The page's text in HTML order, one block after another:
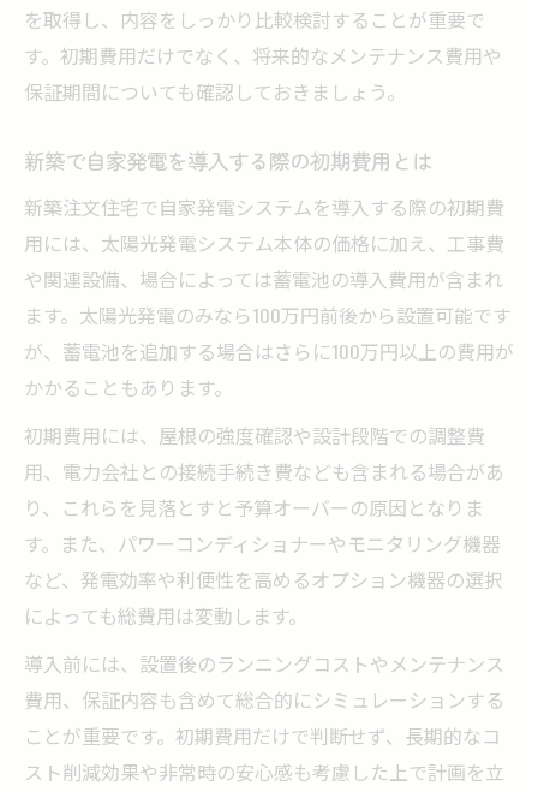
を取得し、内容をしっかり比較検討することが重要で
す。初期費用だけでなく、将来的なメンテナンス費用や
保証期間についても確認しておきましょう。
新築で自家発電を導入する際の初期費用とは
新築注文住宅で自家発電システムを導入する際の初期費
用には、太陽光発電システム本体の価格に加え、工事費
や関連設備、場合によっては蓄電池の導入費用が含まれ
ます。太陽光発電のみなら100万円前後から設置可能です
が、蓄電池を追加する場合はさらに100万円以上の費用が
かかることもあります。
初期費用には、屋根の強度確認や設計段階での調整費
用、電力会社との接続手続き費なども含まれる場合があ
り、これらを見落とすと予算オーバーの原因となりま
す。また、パワーコンディショナーやモニタリング機器
など、発電効率や利便性を高めるオプション機器の選択
によっても総費用は変動します。
導入前には、設置後のランニングコストやメンテナンス
費用、保証内容も含めて総合的にシミュレーションする
ことが重要です。初期費用だけで判断せず、長期的なコ
スト削減効果や非常時の安心感も考慮した上で計画を立